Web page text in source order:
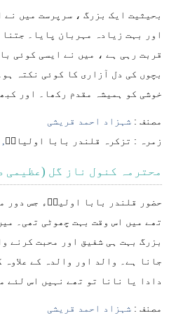
بحیثیت ایک بزرگ ، سرپرست میں نے
اور بہت زیادہ مہربان پایا۔
قربت رہی ہے ، میں نے ایسی کوئی
بچوں کی دل آزاری کا کوئی نکتہ
خوشی کو ہمیشہ مقدم رکھا۔ اور
مصنف : شہزاد احمد قریشی
⁠⁠⁠زمرہ : تزکرہ قلندر بابا اولیاءؒ,
محترمہ کنول ناز گل (عظیمی
تھے میں اس وقت بہت چھوٹی تھی۔
بزرگ بہت ہی شفیق اور محبت کرنے
جانا ہے۔ والد اور والدہ کے علاوہ
دادا یا نانا تو تھے نہیں اس لئے
مصنف : شہزاد احمد قریشی